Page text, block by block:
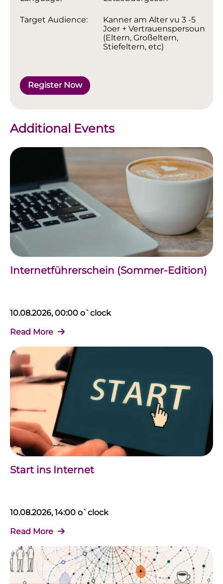
Target Audience:
Kanner am Alter vu 3 -5
Joer + Vertrauenspersoun
(Eltern, Großeltern,
Stiefeltern, etc)
Register Now
Additional Events
Internetführerschein (Sommer-Edition)
10.08.2026, 00:00 o`clock
Read More
Start ins Internet
10.08.2026, 14:00 o`clock
Read More